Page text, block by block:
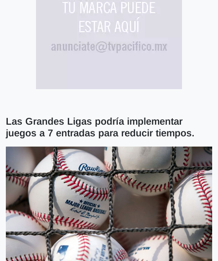
Las Grandes Ligas podría implementar
juegos a 7 entradas para reducir tiempos.